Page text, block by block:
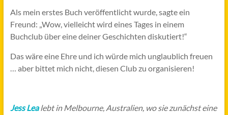
Als mein erstes Buch veröffentlicht wurde, sagte ein
Freund: „Wow, vielleicht wird eines Tages in einem
Buchclub über eine deiner Geschichten diskutiert!“
Das wäre eine Ehre und ich würde mich unglaublich freuen
… aber bittet mich nicht, diesen Club zu organisieren!
Jess Lealebt in Melbourne, Australien, wo sie zunächst eine